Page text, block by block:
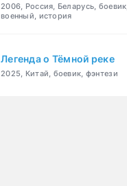
2006, Россия, Беларусь, боевик,
военный, история
Легенда о Тёмной реке
2025, Китай, боевик, фэнтези